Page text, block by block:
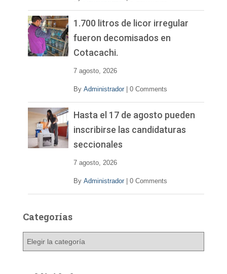
1.700 litros de licor irregular
fueron decomisados en
Cotacachi.
7 agosto, 2026
By Administrador 0 Comments
Hasta el 17 de agosto pueden
inscribirse las candidaturas
seccionales
7 agosto, 2026
By Administrador 0 Comments
Categorías